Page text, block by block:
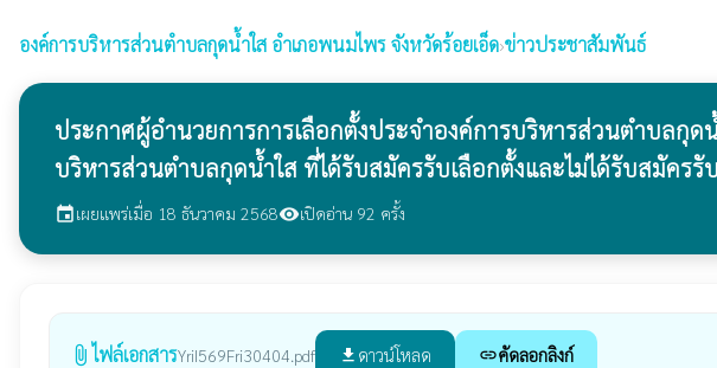
องค์การบริหารส่วนตำบลกุดน้ำใส อำเภอพนมไพร จังหวัดร้อยเอ็ด›ข่าวประชาสัมพันธ์
ประกาศผู้อำนวยการการเลือกตั้งประจำองค์การบริหารส่วนตำบลกุ
บริหารส่วนตำบลกุดน้ำใส ที่ได้รับสมัครรับเลือกตั้งและไม่ได้รับสมัครรั
eventเผยแพร่เมื่อ 18 ธันวาคม 2568visibilityเปิดอ่าน 92 ครั้ง
attach_file ไฟล์เอกสารYriI569Fri30404.pdf file_download ดาวน์โหลด linkคัดลอกลิงก์